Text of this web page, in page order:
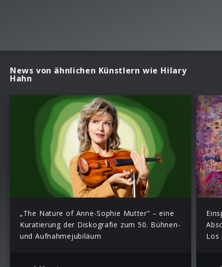
News von ähnlichen Künstlern wie Hilary
Hahn
„The Nature of Anne-Sophie Mutter“ – eine
Kuratierung der Diskografie zum 50. Bühnen-
und Aufnahmejubiläum
Los